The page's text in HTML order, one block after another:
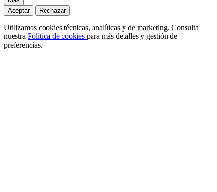
Aceptar
Rechazar
Utilizamos cookies técnicas, analíticas y de marketing. Consulta
nuestra Política de cookies para más detalles y gestión de
preferencias.